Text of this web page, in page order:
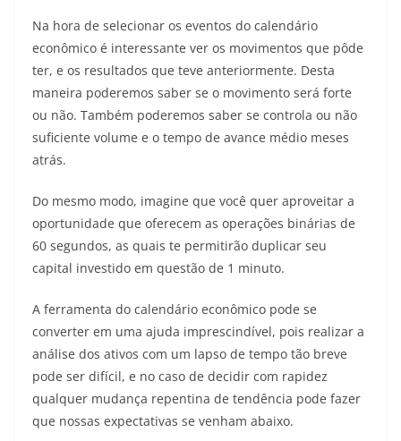
Na hora de selecionar os eventos do calendário
econômico é interessante ver os movimentos que pôde
ter, e os resultados que teve anteriormente. Desta
maneira poderemos saber se o movimento será forte
ou não. Também poderemos saber se controla ou não
suficiente volume e o tempo de avance médio meses
atrás.
Do mesmo modo, imagine que você quer aproveitar a
oportunidade que oferecem as operações binárias de
60 segundos, as quais te permitirão duplicar seu
capital investido em questão de 1 minuto.
A ferramenta do calendário econômico pode se
converter em uma ajuda imprescindível, pois realizar a
análise dos ativos com um lapso de tempo tão breve
pode ser difícil, e no caso de decidir com rapidez
qualquer mudança repentina de tendência pode fazer
que nossas expectativas se venham abaixo.